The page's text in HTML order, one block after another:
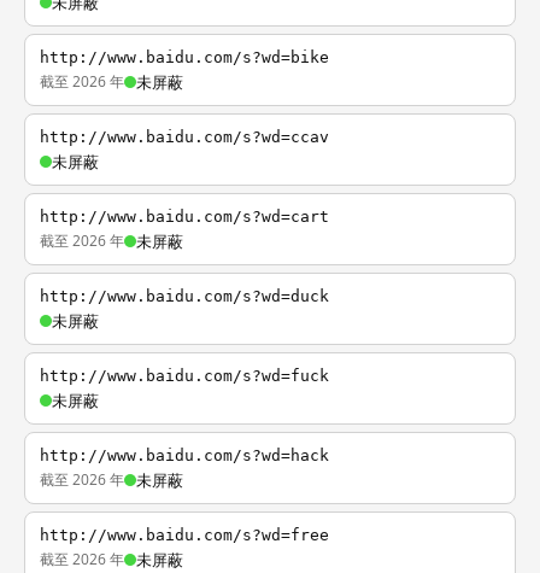
http://www.baidu.com/s?wd=bike
截至 2026 年 未屏蔽
http://www.baidu.com/s?wd=ccav
未屏蔽
http://www.baidu.com/s?wd=cart
截至 2026 年 未屏蔽
http://www.baidu.com/s?wd=duck
未屏蔽
http://www.baidu.com/s?wd=fuck
未屏蔽
http://www.baidu.com/s?wd=hack
截至 2026 年 未屏蔽
http://www.baidu.com/s?wd=free
截至 2026 年 未屏蔽